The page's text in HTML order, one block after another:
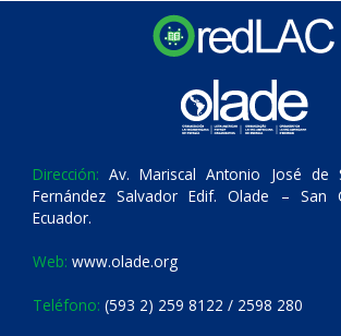
Dirección: Av. Mariscal Antonio José de
Fernández Salvador Edif. Olade – San
Ecuador.
Web: www.olade.org
Teléfono: (593 2) 259 8122 / 2598 280